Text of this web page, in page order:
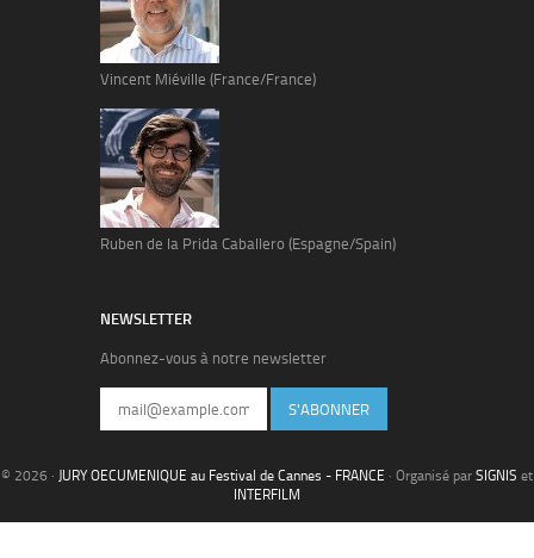
Vincent Miéville (France/France)
Ruben de la Prida Caballero (Espagne/Spain)
NEWSLETTER
Abonnez-vous à notre newsletter
S'ABONNER
© 2026 · JURY OECUMENIQUE au Festival de Cannes - FRANCE · Organisé par SIGNIS et
INTERFILM